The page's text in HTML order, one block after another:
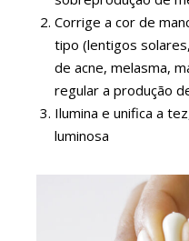
Corrige a cor de
tipo (lentigos
de acne, melasma,
regular a produção
Ilumina e unifica a
luminosa